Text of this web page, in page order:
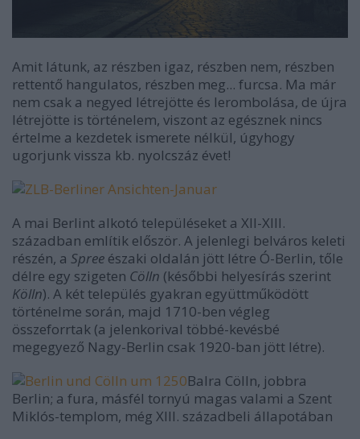
Amit látunk, az részben igaz, részben nem, részben
rettentő hangulatos, részben meg... furcsa. Ma már
nem csak a negyed létrejötte és lerombolása, de újra
létrejötte is történelem, viszont az egésznek nincs
értelme a kezdetek ismerete nélkül, úgyhogy
ugorjunk vissza kb. nyolcszáz évet!
A mai Berlint alkotó településeket a XII-XIII.
században említik először. A jelenlegi belváros keleti
részén, a Spree északi oldalán jött létre Ó-Berlin, tőle
délre egy szigeten Cölln (későbbi helyesírás szerint
Kölln). A két település gyakran együttműködött
történelme során, majd 1710-ben végleg
összeforrtak (a jelenkorival többé-kevésbé
megegyező Nagy-Berlin csak 1920-ban jött létre).
Balra Cölln, jobbra
Berlin; a fura, másfél tornyú magas valami a Szent
Miklós-templom, még XIII. századbeli állapotában